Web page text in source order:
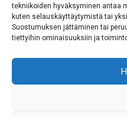
tekniikoiden hyväksyminen antaa
kuten selauskäyttäytymistä tai
Suostumuksen jättäminen tai
tiettyihin ominaisuuksiin ja